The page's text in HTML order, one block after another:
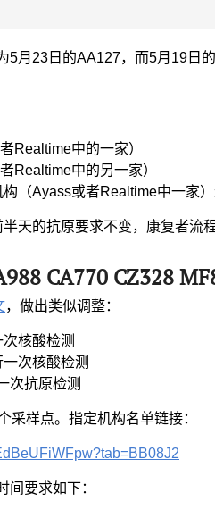
5月23日的AA127，而5月19日
Realtime中的一家）
Realtime中的另一家）
（Ayass或者Realtime中一家
天的抗原要求不变，康复者流
CA770 CZ328
，做出类似调整：
核酸检测
次核酸检测
次抗原检测
采样点。指定机构名单链接：
间要求如下：